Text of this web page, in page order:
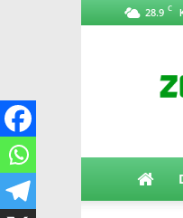
28.9 C